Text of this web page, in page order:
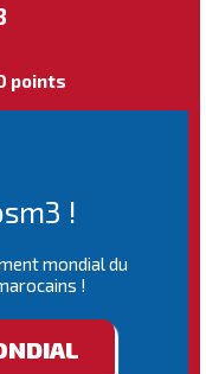
points
!
mondial du
!